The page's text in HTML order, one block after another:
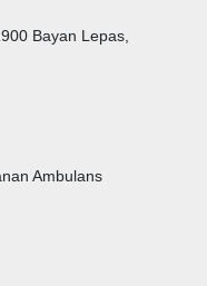
Bayan Lepas,
Ambulans